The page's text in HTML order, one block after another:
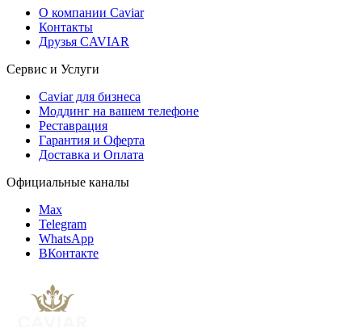
О компании Caviar
Контакты
Друзья CAVIAR
Сервис и Услуги
Caviar для бизнеса
Моддинг на вашем телефоне
Реставрация
Гарантия и Оферта
Доставка и Оплата
Официальные каналы
Max
Telegram
WhatsApp
ВКонтакте